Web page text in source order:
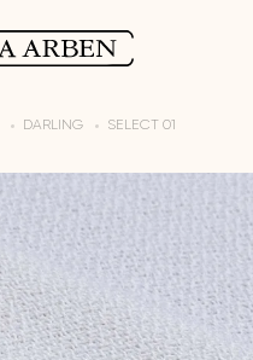
DARLING SELECT 01